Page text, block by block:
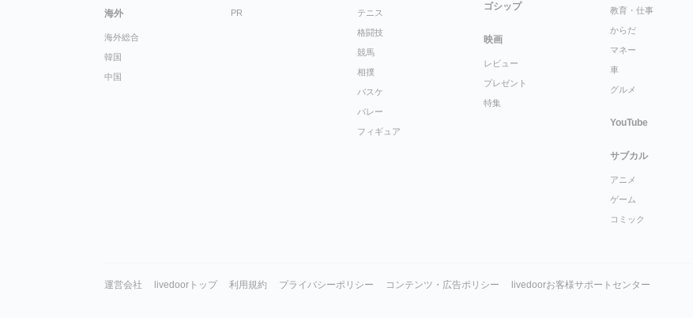
海外
海外総合
韓国
中国
PR テニス
格闘技
競馬
相撲
バスケ
バレー
フィギュア
ゴシップ
映画
レビュー
プレゼント
特集
教育・仕事
からだ
マネー
車
グルメ
YouTube
サブカル
アニメ
ゲーム
コミック
運営会社 livedoorトップ 利用規約 プライバシーポリシー コンテンツ・広告ポリシー livedoorお客様サポートセンター